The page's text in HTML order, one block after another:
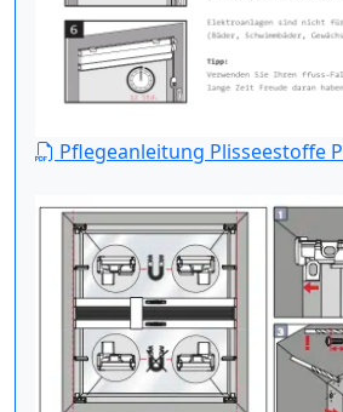
Pflegeanleitung Plisseestoffe